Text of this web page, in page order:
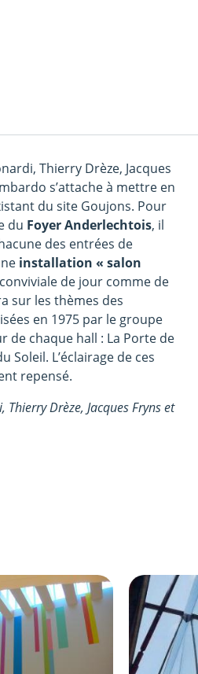
Thierry Drèze, Jacques
s’attache à mettre en
du site Goujons. Pour
du Foyer Anderlechtois, il
des entrées de
installation « salon
de jour comme de
sur les thèmes des
en 1975 par le groupe
de chaque hall : La Porte de
Soleil. L’éclairage de ces
repensé.
Thierry Drèze, Jacques Fryns et
Image